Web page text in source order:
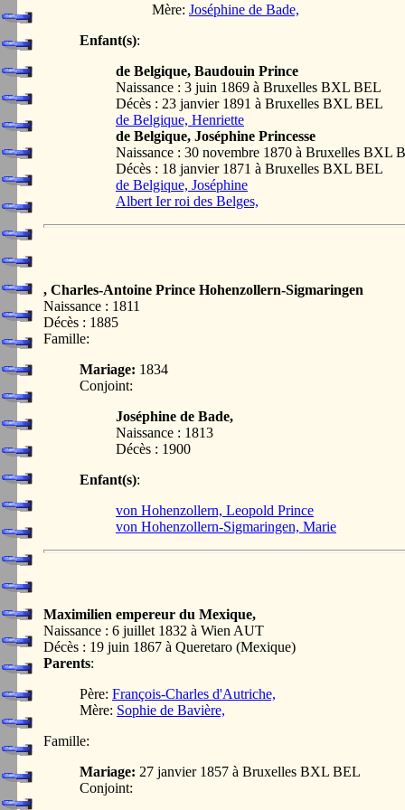
Mère: Joséphine de Bade,
Enfant(s):
de Belgique, Baudouin Prince
Naissance : 3 juin 1869 à Bruxelles BXL BEL
Décès : 23 janvier 1891 à Bruxelles BXL BEL
de Belgique, Henriette
de Belgique, Joséphine Princesse
Naissance : 30 novembre 1870 à Bruxelles BXL
Décès : 18 janvier 1871 à Bruxelles BXL BEL
de Belgique, Joséphine
Albert Ier roi des Belges,
, Charles-Antoine Prince Hohenzollern-Sigmaringen
Naissance : 1811
Décès : 1885
Famille:
Mariage: 1834
Conjoint:
Joséphine de Bade,
Naissance : 1813
Décès : 1900
Enfant(s):
von Hohenzollern, Leopold Prince
von Hohenzollern-Sigmaringen, Marie
Maximilien empereur du Mexique,
Naissance : 6 juillet 1832 à Wien AUT
Décès : 19 juin 1867 à Queretaro (Mexique)
Parents:
Père: François-Charles d'Autriche,
Mère: Sophie de Bavière,
Famille:
Mariage: 27 janvier 1857 à Bruxelles BXL BEL
Conjoint: